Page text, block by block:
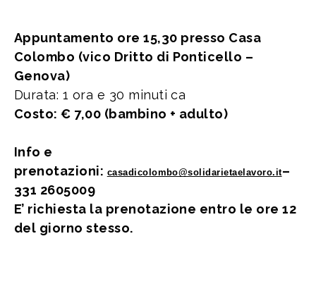
Appuntamento ore 15,30 presso Casa
Colombo (vico Dritto di Ponticello –
Genova)
Durata: 1 ora e 30 minuti ca
Costo: € 7,00 (bambino + adulto)
Info e
prenotazioni: casadicolombo@solidarietaelavoro.it–
331 2605009
E’ richiesta la prenotazione entro le ore 12
del giorno stesso.